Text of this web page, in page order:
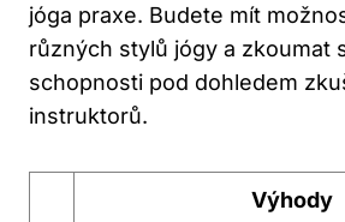
jóga praxe. Budete mít
různých stylů jógy a zkoumat
schopnosti pod dohledem
instruktorů.
Výhody